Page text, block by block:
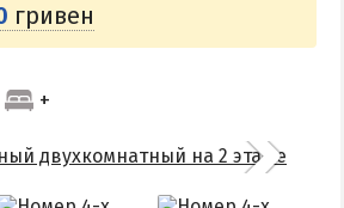
гривен